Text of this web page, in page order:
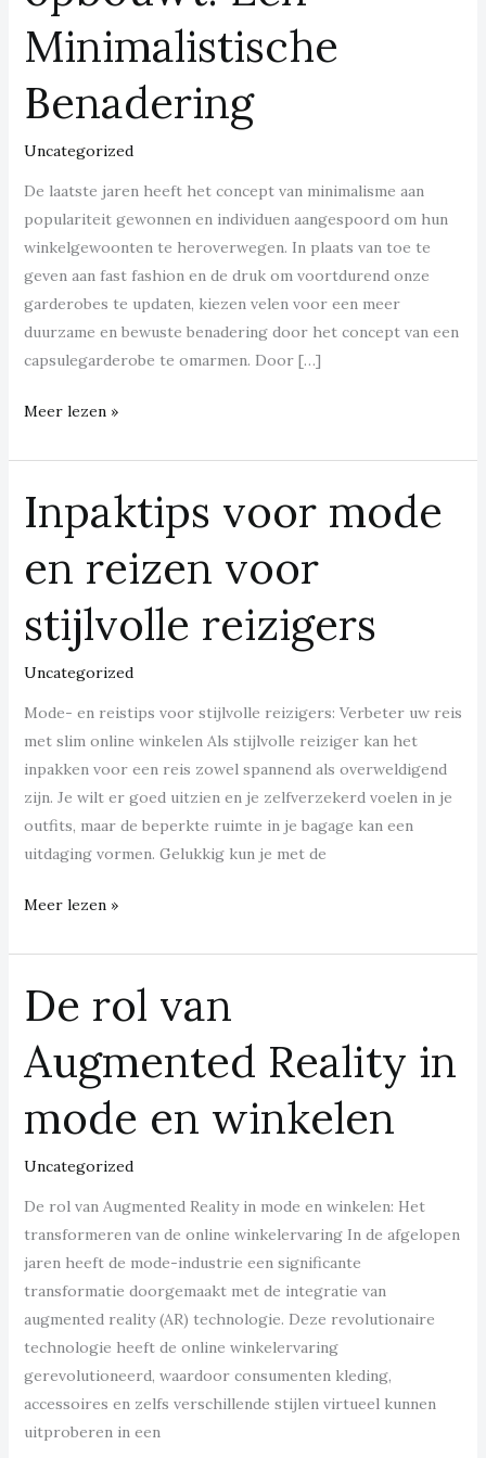
Minimalistische
Benadering
Uncategorized
De laatste jaren heeft het concept van minimalisme aan
populariteit gewonnen en individuen aangespoord om hun
winkelgewoonten te heroverwegen. In plaats van toe te
geven aan fast fashion en de druk om voortdurend onze
garderobes te updaten, kiezen velen voor een meer
duurzame en bewuste benadering door het concept van een
capsulegarderobe te omarmen. Door […]
Minimalistische
Benadering
Meer lezen »
Inpaktips voor mode
en reizen voor
stijlvolle reizigers
Uncategorized
Mode- en reistips voor stijlvolle reizigers: Verbeter uw reis
met slim online winkelen Als stijlvolle reiziger kan het
inpakken voor een reis zowel spannend als overweldigend
zijn. Je wilt er goed uitzien en je zelfverzekerd voelen in je
outfits, maar de beperkte ruimte in je bagage kan een
uitdaging vormen. Gelukkig kun je met de
Inpaktips
voor
en
reizen
voor
stijlvolle
Meer lezen »
De rol van
Augmented Reality in
mode en winkelen
Uncategorized
De rol van Augmented Reality in mode en winkelen: Het
transformeren van de online winkelervaring In de afgelopen
jaren heeft de mode-industrie een significante
transformatie doorgemaakt met de integratie van
augmented reality (AR) technologie. Deze revolutionaire
technologie heeft de online winkelervaring
gerevolutioneerd, waardoor consumenten kleding,
accessoires en zelfs verschillende stijlen virtueel kunnen
uitproberen in een
De
rol
van
Augmented
in
mode
winkelen